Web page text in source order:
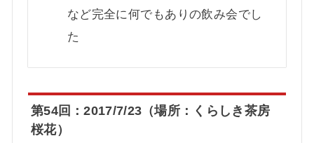
など完全に何でもありの飲み会でし
た
第54回：2017/7/23（場所：くらしき茶房
桜花）